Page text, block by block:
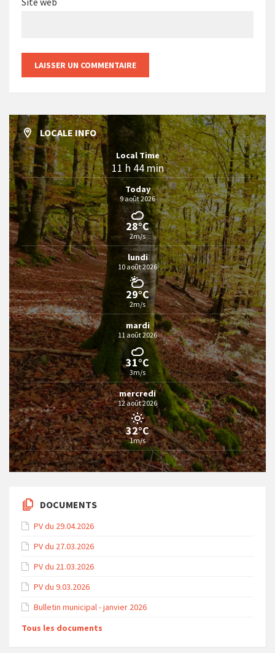
LOCALE INFO
Local Time
11 h 44 min
Today
9 août 2026
28°C
2m/s
lundi
10 août 2026
29°C
2m/s
mardi
11 août 2026
31°C
3m/s
mercredi
12 août 2026
32°C
1m/s
DOCUMENTS
PV du 29.04.2026
PV du 27.03.2026
PV du 21.03.2026
PV du 9.03.2026
Bulletin municipal - janvier 2026
Tous les documents